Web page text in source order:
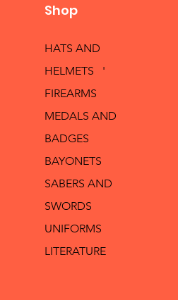
Shop
HATS AND
HELMETS '
FIREARMS
MEDALS AND
BADGES
BAYONETS
SABERS AND
SWORDS
UNIFORMS
LITERATURE